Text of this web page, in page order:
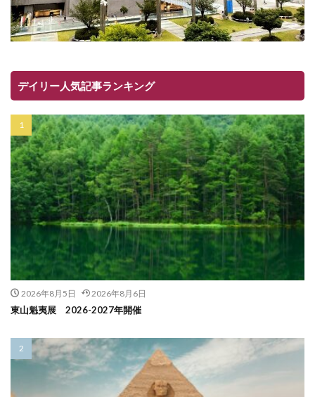
デイリー人気記事ランキング
2026年8月5日 2026年8月6日
東山魁夷展 2026-2027年開催